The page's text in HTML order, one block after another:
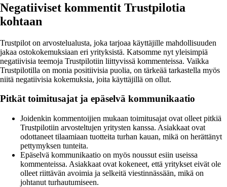
Negatiiviset kommentit Trustpilotia
kohtaan
Trustpilot on arvostelualusta, joka tarjoaa käyttäjille mahdollisuuden
jakaa ostokokemuksiaan eri yrityksistä. Katsomme nyt yleisimpiä
negatiivisia teemoja Trustpilotiin liittyvissä kommenteissa. Vaikka
Trustpilotilla on monia positiivisia puolia, on tärkeää tarkastella myös
niitä negatiivisia kokemuksia, joita käyttäjillä on ollut.
Pitkät toimitusajat ja epäselvä kommunikaatio
Joidenkin kommentoijien mukaan toimitusajat ovat olleet pitkiä
Trustpilotiin arvosteltujen yritysten kanssa. Asiakkaat ovat
odottaneet tilaamiaan tuotteita turhan kauan, mikä on herättänyt
pettymyksen tunteita.
Epäselvä kommunikaatio on myös noussut esiin useissa
kommenteissa. Asiakkaat ovat kokeneet, että yritykset eivät ole
olleet riittävän avoimia ja selkeitä viestinnässään, mikä on
johtanut turhautumiseen.